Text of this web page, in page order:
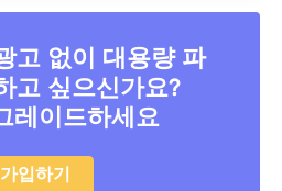
고 없이 대용량 파
고 싶으신가요?
레이드하세요
가입하기